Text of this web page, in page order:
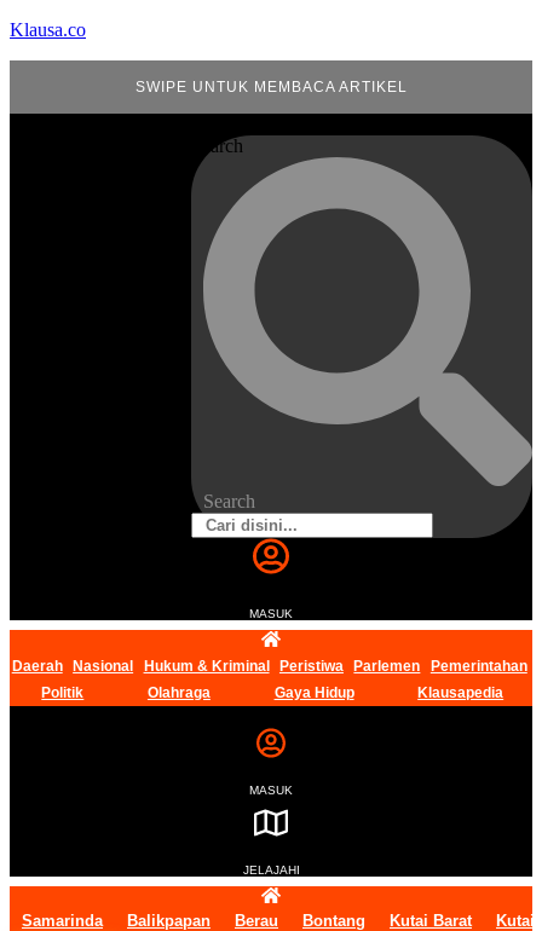
Klausa.co
SWIPE UNTUK MEMBACA ARTIKEL
Search
Search
MASUK
Daerah Nasional Hukum & Kriminal Peristiwa Parlemen
Pemerintahan
Politik
Olahraga Gaya Hidup Klausapedia
MASUK
JELAJAHI
Samarinda Balikpapan Berau Bontang Kutai Barat Kutai